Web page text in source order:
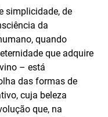
simplicidade, de
da
quando
que adquire
– está
das formas de
cuja beleza
que, na